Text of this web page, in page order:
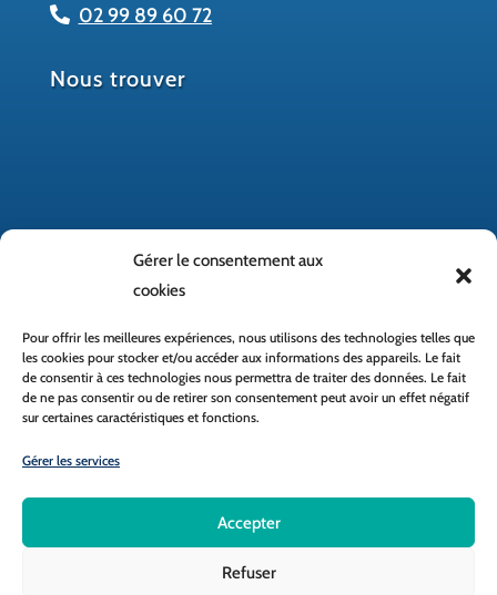
Gérer le consentement aux
cookies
Pour offrir les meilleures expériences, nous utilisons des technologies telles que
les cookies pour stocker et/ou accéder aux informations des appareils. Le fait
de consentir à ces technologies nous permettra de traiter des données. Le fait
de ne pas consentir ou de retirer son consentement peut avoir un effet négatif
sur certaines caractéristiques et fonctions.
Gérer les services
Accepter
Refuser
02 99 89 60 72
Nous trouver
Accès rapide
École directe
Réseau MAT